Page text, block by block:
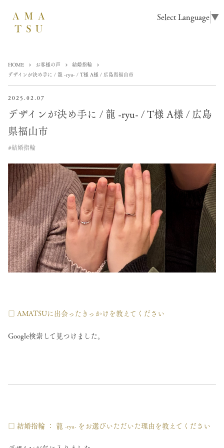
Select Language▼
HOME お客様の声
結婚指輪
デザインが決め手に / 龍 -ryu- / T様 A様 / 広島県福山市
2025.02.07
デザインが決め手に / 龍 -ryu- / T様 A様 / 広島
県福山市
#結婚指輪
□ AMATSUに出会ったきっかけを教えてください
Google検索して見つけました。
□ 結婚指輪 ： 龍 -ryu- をお選びいただいた理由を教えてください